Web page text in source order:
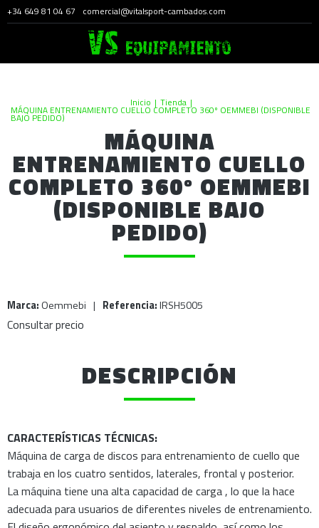
+34 649 81 04 67 comercial@vitalsport-cambados.com
Inicio | Tienda |
MÁQUINA ENTRENAMIENTO CUELLO COMPLETO 360º OEMMEBI (DISPONIBLE
BAJO PEDIDO)
MÁQUINA
ENTRENAMIENTO CUELLO
COMPLETO 360º OEMMEBI
(DISPONIBLE BAJO
PEDIDO)
Marca:Oemmebi | Referencia:IRSH5005
Consultar precio
DESCRIPCIÓN
CARACTERÍSTICAS TÉCNICAS:
Máquina de carga de discos para entrenamiento de cuello que
trabaja en los cuatro sentidos, laterales, frontal y posterior.
La máquina tiene una alta capacidad de carga , lo que la hace
adecuada para usuarios de diferentes niveles de entrenamiento.